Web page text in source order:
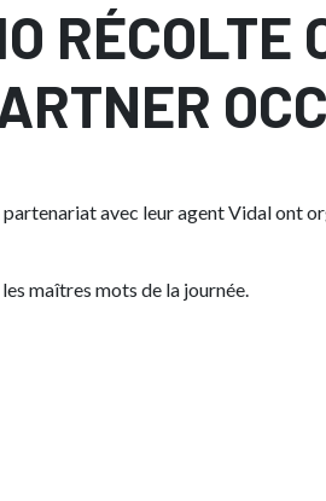
RÉCOLTE
avec leur agent Vidal ont
maîtres mots de la journée.